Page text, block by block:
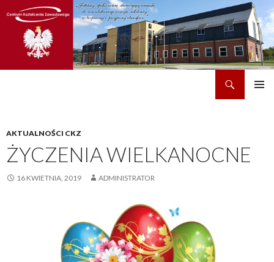
AKTUALNOŚCI CKZ
ŻYCZENIA WIELKANOCNE
16 KWIETNIA, 2019 ADMINISTRATOR